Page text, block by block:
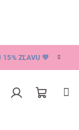
15% ZĽAVU 💚